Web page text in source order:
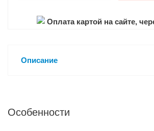
Оплата картой на сайте,
Описание
Особенности